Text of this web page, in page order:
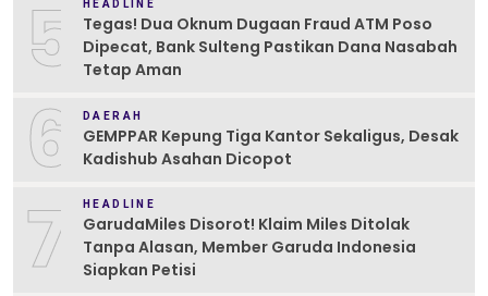
5 HEADLINE
Tegas! Dua Oknum Dugaan Fraud ATM Poso
Dipecat, Bank Sulteng Pastikan Dana Nasabah
Tetap Aman
6 DAERAH
GEMPPAR Kepung Tiga Kantor Sekaligus, Desak
Kadishub Asahan Dicopot
7 HEADLINE
GarudaMiles Disorot! Klaim Miles Ditolak
Tanpa Alasan, Member Garuda Indonesia
Siapkan Petisi